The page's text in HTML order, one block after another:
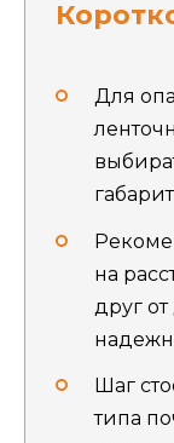
Для
на
друг
Шаг
типа